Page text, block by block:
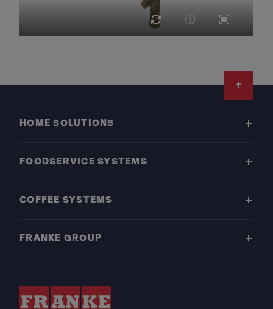
HOME SOLUTIONS
FOODSERVICE SYSTEMS
COFFEE SYSTEMS
FRANKE GROUP